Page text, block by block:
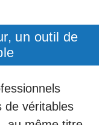
un outil de
de véritables